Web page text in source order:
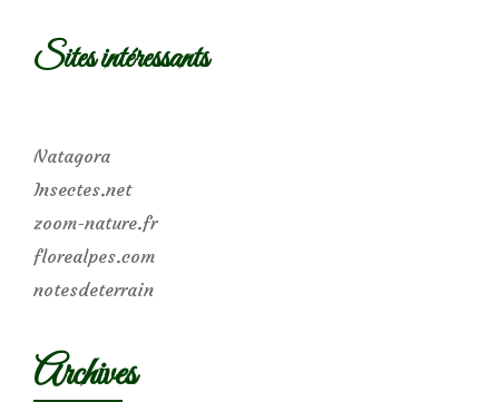
Sites intéressants
Natagora
Insectes.net
zoom-nature.fr
florealpes.com
notesdeterrain
Archives